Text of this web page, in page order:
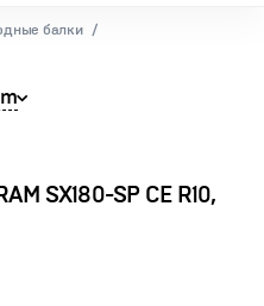
балки
SX180-SP CE R10,